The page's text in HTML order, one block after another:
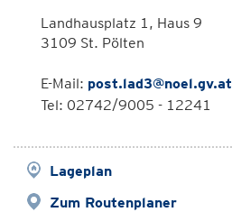
Landhausplatz 1, Haus 9
3109 St. Pölten
E-Mail: post.lad3@noel.gv.at
Tel: 02742/9005 - 12241
Lageplan
Zum Routenplaner